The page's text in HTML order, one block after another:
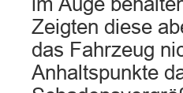
Zeigten diese
das Fahrzeug
Anhaltspunkte